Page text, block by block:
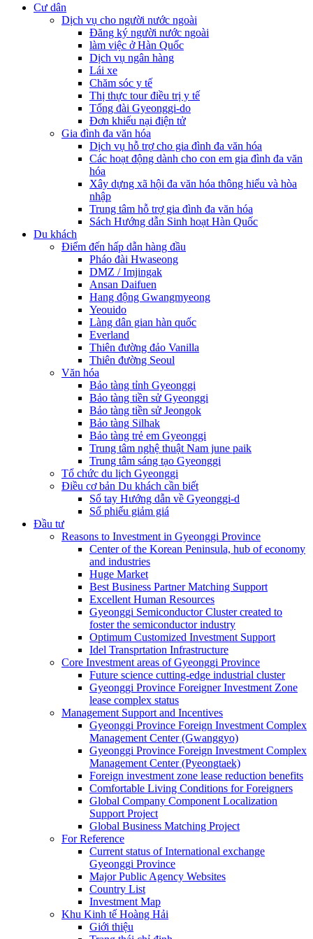
Cư dân
Dịch vụ cho người nước ngoài
Đăng ký người nước ngoài
làm việc ở Hàn Quốc
Dịch vụ ngân hàng
Lái xe
Chăm sóc y tế
Thị thực tour điều trị y tế
Tổng đài Gyeonggi-do
Đơn khiếu nại điện tử
Gia đình đa văn hóa
Dịch vụ hỗ trợ cho gia đình đa văn hóa
Các hoạt động dành cho con em gia đình đa văn
hóa
Xây dựng xã hội đa văn hóa thông hiểu và hòa
nhập
Trung tâm hỗ trợ gia đình đa văn hóa
Sách Hướng dẫn Sinh hoạt Hàn Quốc
Du khách
Điểm đến hấp dẫn hàng đầu
Pháo đài Hwaseong
DMZ / Imjingak
Ansan Daifuen
Hang động Gwangmyeong
Yeouido
Làng dân gian hàn quốc
Everland
Thiên đường đảo Vanilla
Thiên đường Seoul
Văn hóa
Bảo tàng tỉnh Gyeonggi
Bảo tàng tiền sử Gyeonggi
Bảo tàng tiền sử Jeongok
Bảo tàng Silhak
Bảo tàng trẻ em Gyeonggi
Trung tâm nghệ thuật Nam june paik
Trung tâm sáng tạo Gyeonggi
Tổ chức du lịch Gyeonggi
Điều cơ bản Du khách cần biết
Sổ tay Hướng dẫn về Gyeonggi-d
Sổ phiếu giảm giá
Đầu tư
Reasons to Investment in Gyeonggi Province
Center of the Korean Peninsula, hub of economy
and industries
Huge Market
Best Business Partner Matching Support
Excellent Human Resources
Gyeonggi Semiconductor Cluster created to
foster the semiconductor industry
Optimum Customized Investment Support
Idel Transprtation Infrastructure
Core Investment areas of Gyeonggi Province
Future science cutting-edge industrial cluster
Gyeonggi Province Foreigner Investment Zone
lease complex status
Management Support and Incentives
Gyeonggi Province Foreign Investment Complex
Management Center (Gwanggyo)
Gyeonggi Province Foreign Investment Complex
Management Center (Pyeongtaek)
Foreign investment zone lease reduction benefits
Comfortable Living Conditions for Foreigners
Global Company Component Localization
Support Project
Global Business Matching Project
For Reference
Current status of International exchange
Gyeonggi Province
Major Public Agency Websites
Country List
Investment Map
Khu Kinh tế Hoàng Hải
Giới thiệu